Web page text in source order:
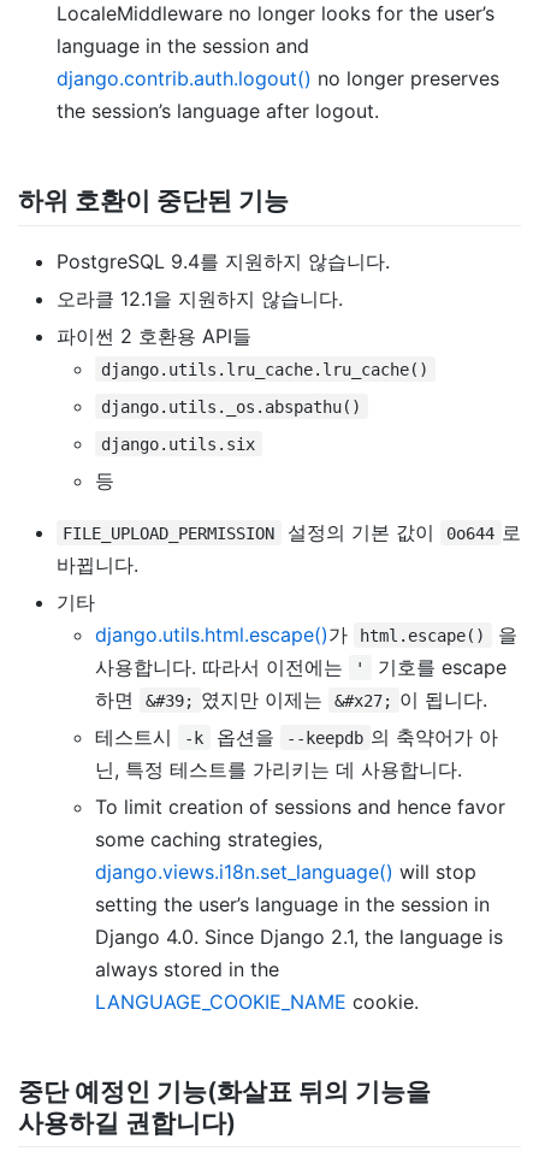
LocaleMiddleware no longer looks for the user’s
language in the session and
django.contrib.auth.logout() no longer preserves
the session’s language after logout.
하위 호환이 중단된 기능
PostgreSQL 9.4를 지원하지 않습니다.
오라클 12.1을 지원하지 않습니다.
파이썬 2 호환용 API들
django.utils.lru_cache.lru_cache()
django.utils._os.abspathu()
django.utils.six
등
FILE_UPLOAD_PERMISSION 설정의 기본 값이 0o644 로
바뀝니다.
기타
django.utils.html.escape()가 html.escape()
을
사용합니다. 따라서 이전에는
'
기호를 escape
하면
&#39; 였지만 이제는 &#x27; 이 됩니다.
테스트시
-k 옵션을 --keepdb 의 축약어가 아
닌, 특정 테스트를 가리키는 데 사용합니다.
To limit creation of sessions and hence favor
some caching strategies,
django.views.i18n.set_language() will stop
setting the user’s language in the session in
Django 4.0. Since Django 2.1, the language is
always stored in the
LANGUAGE_COOKIE_NAME cookie.
중단 예정인 기능(화살표 뒤의 기능을
사용하길 권합니다)